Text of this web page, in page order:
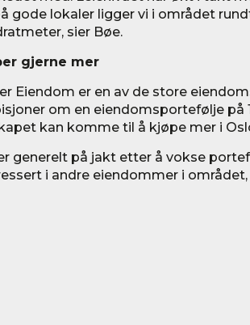
gode lokaler ligger vi i området
sier Bøe.
gjerne mer
Eiendom er en av de store
om en eiendomsportefølje på
kan komme til å kjøpe mer i
generelt på jakt etter å vokse
i andre eiendommer i området,